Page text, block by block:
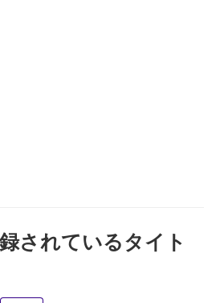
されているタイト